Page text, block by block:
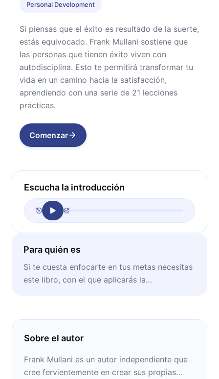
Personal Development
Si piensas que el éxito es resultado de la suerte,
estás equivocado. Frank Mullani sostiene que
las personas que tienen éxito viven con
autodisciplina. Esto te permitirá transformar tu
vida en un camino hacia la satisfacción,
aprendiendo con una serie de 21 lecciones
prácticas.
Comenzar
Escucha la introducción
Para quién es
Si te cuesta enfocarte en tus metas necesitas
este libro, con el que aplicarás la
Sobre el autor
Frank Mullani es un autor independiente que
cree fervientemente en crear sus propias